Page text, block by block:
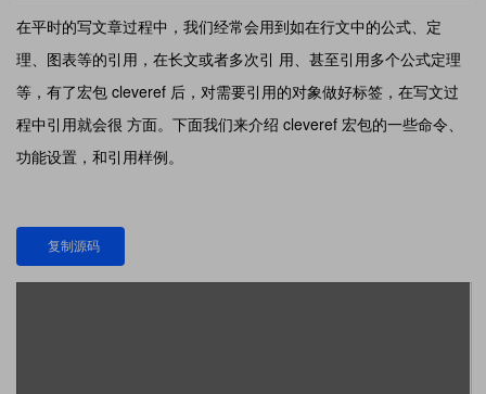
在平时的写文章过程中，我们经常会用到如在行文中的公式、定
理、图表等的引用，在长文或者多次引 用、甚至引用多个公式定理
等，有了宏包 cleveref 后，对需要引用的对象做好标签，在写文过
程中引用就会很 方面。下面我们来介绍 cleveref 宏包的一些命令、
功能设置，和引用样例。
复制源码